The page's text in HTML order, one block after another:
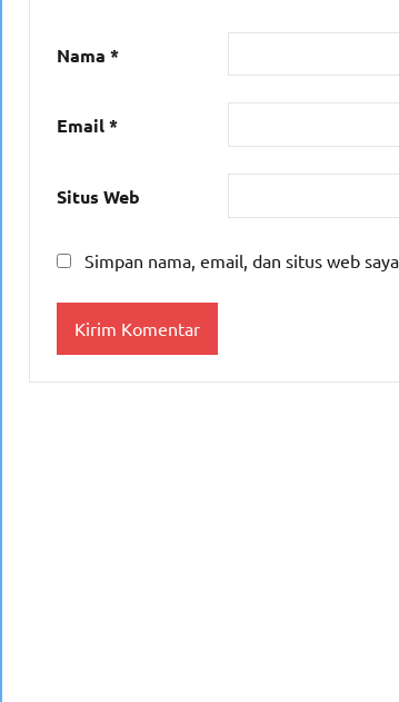
Nama *
Email*
Situs Web
Simpan nama, email, dan situs web